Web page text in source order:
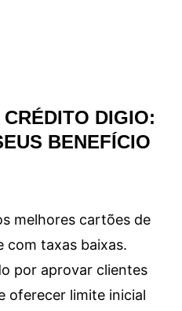
DIGIO:
BENEFÍCIO
melhores cartões de
com taxas baixas.
por aprovar clientes
oferecer limite inicial